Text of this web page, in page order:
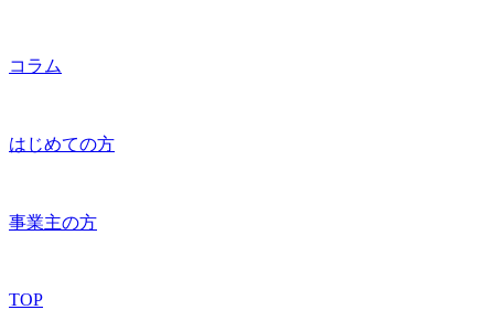
コラム
はじめての方
事業主の方
TOP